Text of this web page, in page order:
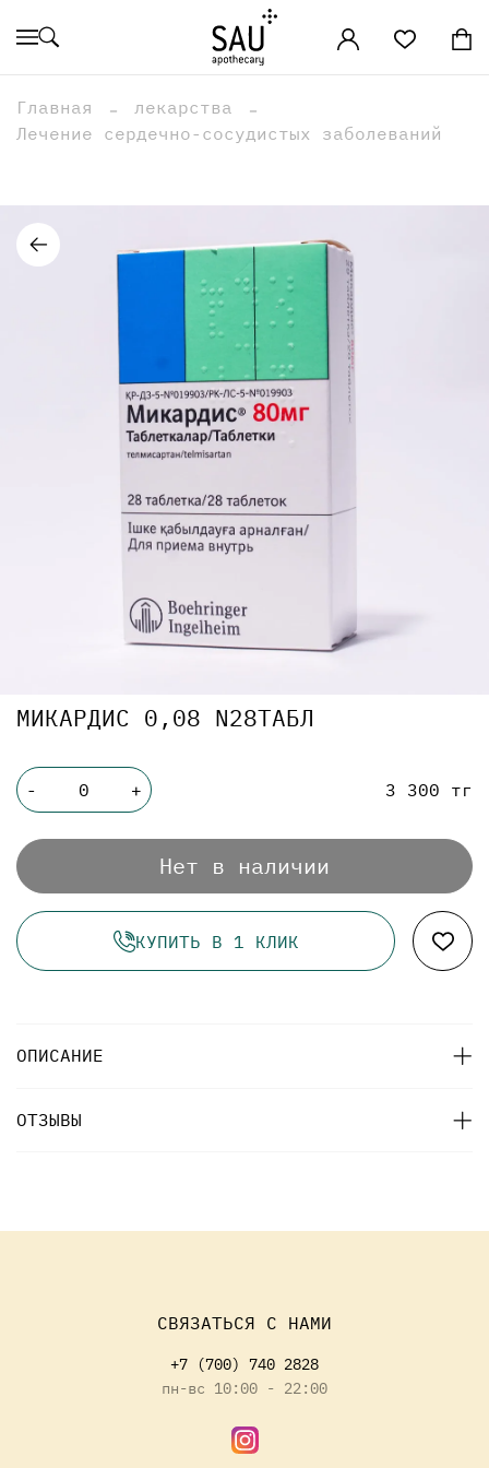
Главная
лекарства
Лечение сердечно-сосудистых заболеваний
МИКАРДИС 0,08 N28ТАБЛ
- + 3 300 тг
Нет в наличии
КУПИТЬ В 1 КЛИК
ОПИСАНИЕ
ОТЗЫВЫ
СВЯЗАТЬСЯ С НАМИ
+7 (700) 740 2828
пн-вс 10:00 - 22:00